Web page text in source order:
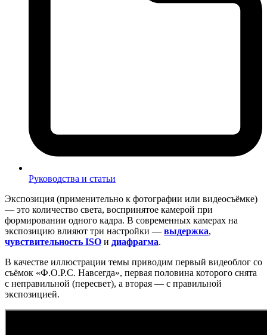
Руководства и статьи
Экспозиция (применительно к фотографии или видеосъёмке)
— это количество света, воспринятое камерой при
формировании одного кадра. В современных камерах на
экспозицию влияют три настройки — выдержка,
чувствительность ISO и диафрагма.
В качестве иллюстрации темы приводим первый видеоблог со
съёмок «Ф.О.Р.С. Навсегда», первая половина которого снята
с неправильной (пересвет), а вторая — с правильной
экспозицией.